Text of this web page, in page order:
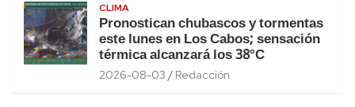
CLIMA
Pronostican chubascos y tormentas
este lunes en Los Cabos; sensación
térmica alcanzará los 38°C
2026-08-03 Redacción